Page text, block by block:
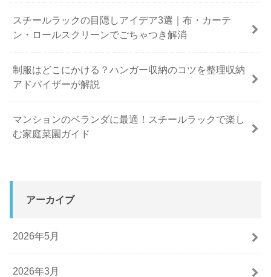
スチールラックの目隠しアイデア3選｜布・カーテ
ン・ロールスクリーンでごちゃつき解消
制服はどこにかける？ハンガー収納のコツを整理収納
アドバイザーが解説
マンションのベランダに最適！スチールラックで楽し
む家庭菜園ガイド
アーカイブ
2026年5月
2026年3月